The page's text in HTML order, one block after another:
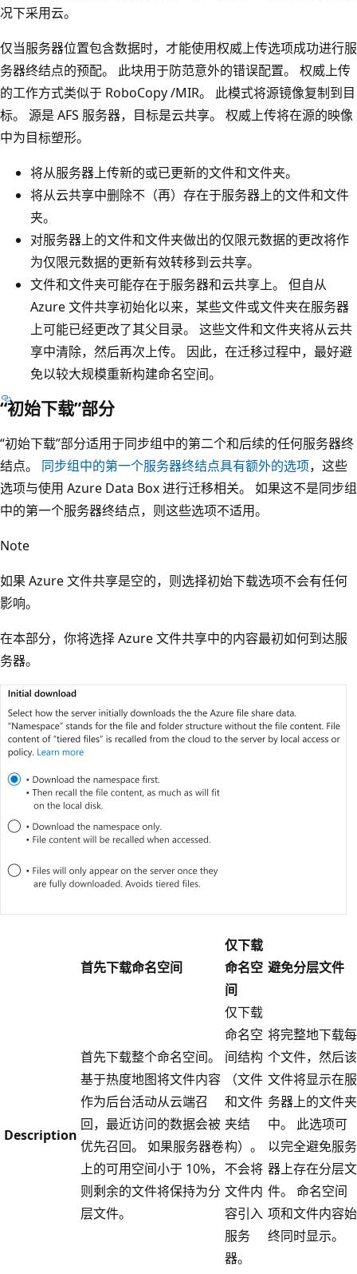
况下采用云。
仅当服务器位置包含数据时，才能使用权威上传选项成功进行服
务器终结点的预配。 此块用于防范意外的错误配置。 权威上传
的工作方式类似于 RoboCopy /MIR。 此模式将源镜像复制到目
标。 源是 AFS 服务器，目标是云共享。 权威上传将在源的映像
中为目标塑形。
将从服务器上传新的或已更新的文件和文件夹。
将从云共享中删除不（再）存在于服务器上的文件和文件
夹。
对服务器上的文件和文件夹做出的仅限元数据的更改将作
为仅限元数据的更新有效转移到云共享。
文件和文件夹可能存在于服务器和云共享上。 但自从
Azure 文件共享初始化以来，某些文件或文件夹在服务器
上可能已经更改了其父目录。 这些文件和文件夹将从云共
享中清除，然后再次上传。 因此，在迁移过程中，最好避
免以较大规模重新构建命名空间。
“初始下载”部分
“初始下载”部分适用于同步组中的第二个和后续的任何服务器终
结点。 同步组中的第一个服务器终结点具有额外的选项，这些
选项与使用 Azure Data Box 进行迁移相关。 如果这不是同步组
中的第一个服务器终结点，则这些选项不适用。
Note
如果 Azure 文件共享是空的，则选择初始下载选项不会有任何
影响。
在本部分，你将选择 Azure 文件共享中的内容最初如何到达服
务器。
首先下载命名空间
仅下载
命名空
间
避免分层文件
Description
首先下载整个命名空间。
基于热度地图将文件内容
作为后台活动从云端召
回，最近访问的数据会被
优先召回。 如果服务器卷
上的可用空间小于 10%，
则剩余的文件将保持为分
层文件。
仅下载
命名空
间结构
（文件
和文件
夹结
构）。
不会将
文件内
容引入
服务
器。
将完整地下载每
个文件，然后该
文件将显示在服
务器上的文件夹
中。 此选项可
以完全避免服务
器上存在分层文
件。 命名空间
项和文件内容始
终同时显示。